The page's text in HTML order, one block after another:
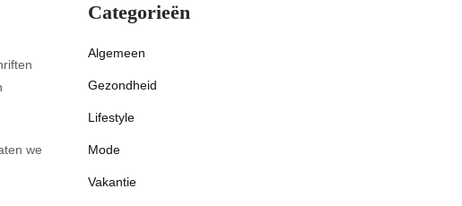
we
Categorieën
Algemeen
Gezondheid
Lifestyle
Mode
Vakantie